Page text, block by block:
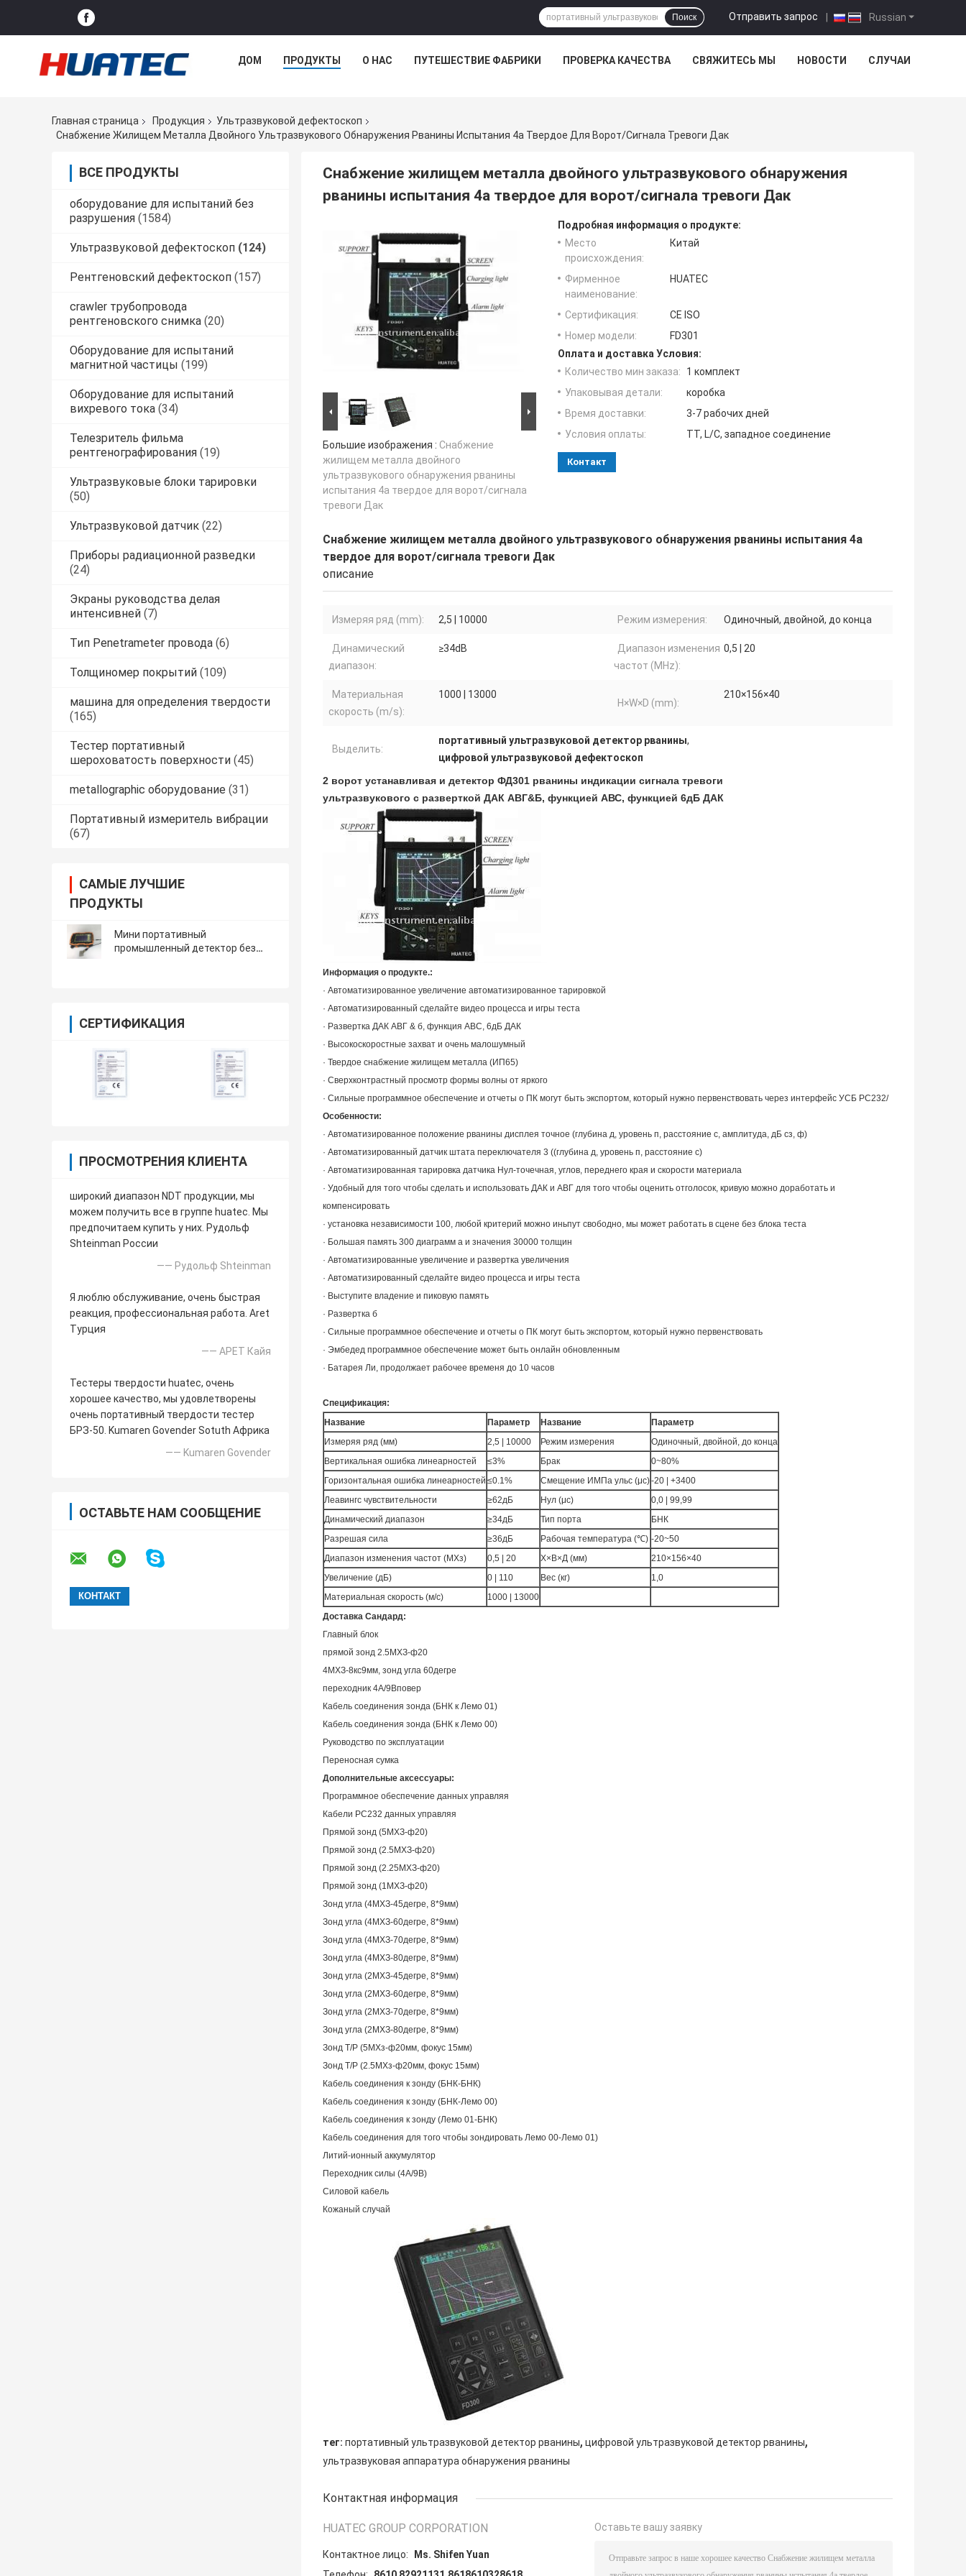
Russian
Отправить запрос |
Поиск
ДОМ ПРОДУКТЫ О НАС ПУТЕШЕСТВИЕ ФАБРИКИ ПРОВЕРКА КАЧЕСТВА СВЯЖИТЕСЬ МЫ НОВОСТИ СЛУЧАИ
Главная страница Продукция
Ультразвуковой дефектоскоп
Снабжение Жилищем Металла Двойного Ультразвукового Обнаружения Рванины Испытания 4а Твердое Для Ворот/сигнала Тревоги Дак
ВСЕ ПРОДУКТЫ
оборудование для испытаний без
разрушения (1584)
Ультразвуковой дефектоскоп (124)
Рентгеновский дефектоскоп (157)
crawler трубопровода
рентгеновского снимка (20)
Оборудование для испытаний
магнитной частицы (199)
Оборудование для испытаний
вихревого тока (34)
Телезритель фильма
рентгенографирования (19)
Ультразвуковые блоки тарировки
(50)
Ультразвуковой датчик (22)
Приборы радиационной разведки
(24)
Экраны руководства делая
интенсивней (7)
Тип Penetrameter провода (6)
Толщиномер покрытий (109)
машина для определения твердости
(165)
Тестер портативный
шероховатость поверхности (45)
metallographic оборудование (31)
Портативный измеритель вибрации
(67)
САМЫЕ ЛУЧШИЕ
ПРОДУКТЫ
Мини портативный
промышленный детектор без
СЕРТИФИКАЦИЯ
ПРОСМОТРЕНИЯ КЛИЕНТА
широкий диапазон NDT продукции, мы
можем получить все в группе huatec. Мы
предпочитаем купить у них. Рудольф
Shteinman России
—— Рудольф Shteinman
Я люблю обслуживание, очень быстрая
реакция, профессиональная работа. Aret
Турция
—— АРЕТ Кайя
Тестеры твердости huatec, очень
хорошее качество, мы удовлетворены
очень портативный твердости тестер
БРЗ-50. Kumaren Govender Sotuth Африка
—— Kumaren Govender
ОСТАВЬТЕ НАМ СООБЩЕНИЕ
Снабжение жилищем металла двойного ультразвукового обнаружения
рванины испытания 4а твердое для ворот/сигнала тревоги Дак
Большие изображения : Снабжение
жилищем металла двойного
ультразвукового обнаружения рванины
испытания 4а твердое для ворот/сигнала
тревоги Дак
Подробная информация о продукте:
Место
происхождения:
Китай
Фирменное
наименование:
HUATEC
Сертификация:
CE ISO
Номер модели:
FD301
Оплата и доставка Условия:
Количество мин заказа:
1 комплект
Упаковывая детали:
коробка
Время доставки:
3-7 рабочих дней
Условия оплаты:
TT, L/C, западное соединение
Контакт
Снабжение жилищем металла двойного ультразвукового обнаружения рванины испытания 4а
твердое для ворот/сигнала тревоги Дак
описание
Измеряя ряд (mm): 2,5 | 10000 Режим измерения: Одиночный, двойной, до конца
Динамический
диапазон:
≥34dB
Диапазон изменения
частот (MHz):
0,5 | 20
Материальная
скорость (m/s):
1000 | 13000
H×W×D (mm):
210×156×40
Выделить:
портативный ультразвуковой детектор рванины,
цифровой ультразвуковой дефектоскоп
2 ворот устанавливая и детектор ФД301 рванины индикации сигнала тревоги
ультразвукового с разверткой ДАК АВГ&Б, функцией АВС, функцией 6дБ ДАК
Информация о продукте.:
· Автоматизированное увеличение автоматизированное тарировкой
· Автоматизированный сделайте видео процесса и игры теста
· Развертка ДАК АВГ & б, функция АВС, 6дБ ДАК
· Высокоскоростные захват и очень малошумный
· Твердое снабжение жилищем металла (ИП65)
· Сверхконтрастный просмотр формы волны от яркого
· Сильные программное обеспечение и отчеты о ПК могут быть экспортом, который нужно первенствовать через интерфейс УСБ РС232/
Особенности:
· Автоматизированное положение рванины дисплея точное (глубина д, уровень п, расстояние с, амплитуда, дБ сз, ф)
· Автоматизированный датчик штата переключателя 3 ((глубина д, уровень п, расстояние с)
· Автоматизированная тарировка датчика Нул-точечная, углов, переднего края и скорости материала
· Удобный для того чтобы сделать и использовать ДАК и АВГ для того чтобы оценить отголосок, кривую можно доработать и
компенсировать
· установка независимости 100, любой критерий можно иньпут свободно, мы может работать в сцене без блока теста
· Большая память 300 диаграмм а и значения 30000 толщин
· Автоматизированные увеличение и развертка увеличения
· Автоматизированный сделайте видео процесса и игры теста
· Выступите владение и пиковую память
· Развертка б
· Сильные программное обеспечение и отчеты о ПК могут быть экспортом, который нужно первенствовать
· Эмбедед программное обеспечение может быть онлайн обновленным
· Батарея Ли, продолжает рабочее временя до 10 часов
Спецификация:
Название
Параметр Название
Параметр
Измеряя ряд (мм)
2,5 | 10000 Режим измерения
Одиночный, двойной, до конца
Вертикальная ошибка линеарностей
≤3% Брак
0~80%
Горизонтальная ошибка линеарностей ≤0.1% Смещение ИМПа ульс (μс)-20 | +3400
Леавингс чувствительности
≥62дБ Нул (μс)
0,0 | 99,99
Динамический диапазон
≥34дБ Тип порта
БНК
Разрешая сила
≥36дБ Рабочая температура (℃) -20~50
Диапазон изменения частот (МХз)
0,5 | 20 Х×В×Д (мм)
210×156×40
Увеличение (дБ)
0 | 110 Вес (кг)
1,0
Материальная скорость (м/с)
1000 | 13000
Доставка Сандард:
Главный блок
прямой зонд 2.5МХЗ-ф20
4МХЗ-8кс9мм, зонд угла 60дегре
переходник 4А/9Вповер
Кабель соединения зонда (БНК к Лемо 01)
Кабель соединения зонда (БНК к Лемо 00)
Руководство по эксплуатации
Переносная сумка
Дополнительные аксессуары:
Программное обеспечение данных управляя
Кабели РС232 данных управляя
Прямой зонд (5МХЗ-ф20)
Прямой зонд (2.5МХЗ-ф20)
Прямой зонд (2.25МХЗ-ф20)
Прямой зонд (1МХЗ-ф20)
Зонд угла (4МХЗ-45дегре, 8*9мм)
Зонд угла (4МХЗ-60дегре, 8*9мм)
Зонд угла (4МХЗ-70дегре, 8*9мм)
Зонд угла (4МХЗ-80дегре, 8*9мм)
Зонд угла (2МХЗ-45дегре, 8*9мм)
Зонд угла (2МХЗ-60дегре, 8*9мм)
Зонд угла (2МХЗ-70дегре, 8*9мм)
Зонд угла (2МХЗ-80дегре, 8*9мм)
Зонд Т/Р (5МХз-ф20мм, фокус 15мм)
Зонд Т/Р (2.5МХз-ф20мм, фокус 15мм)
Кабель соединения к зонду (БНК-БНК)
Кабель соединения к зонду (БНК-Лемо 00)
Кабель соединения к зонду (Лемо 01-БНК)
Кабель соединения для того чтобы зондировать Лемо 00-Лемо 01)
Литий-ионный аккумулятор
Переходник силы (4А/9В)
Силовой кабель
Кожаный случай
тег: портативный ультразвуковой детектор рванины, цифровой ультразвуковой детектор рванины,
ультразвуковая аппаратура обнаружения рванины
Контактная информация
HUATEC GROUP CORPORATION
Контактное лицо:
Ms. Shifen Yuan
Оставьте вашу заявку